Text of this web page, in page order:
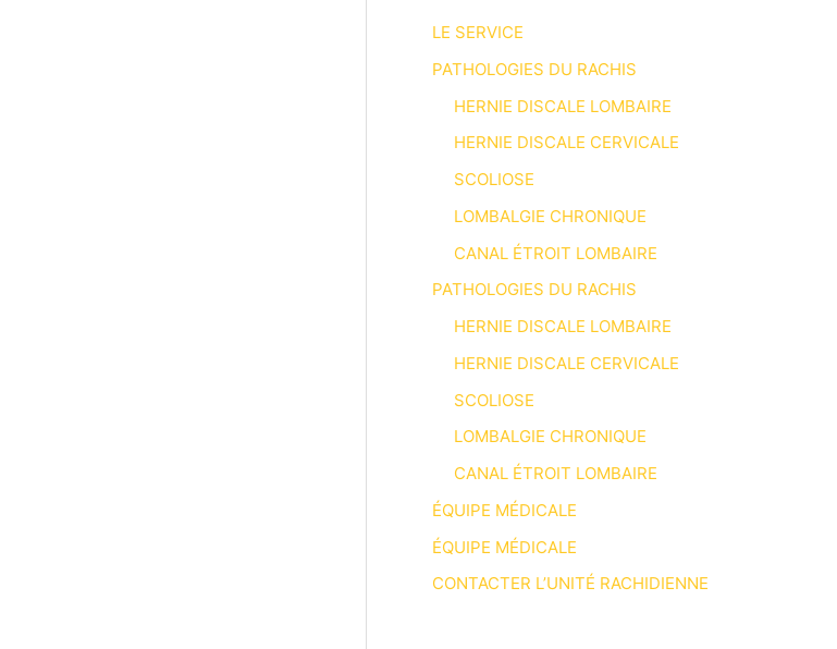
LE SERVICE
PATHOLOGIES DU RACHIS
HERNIE DISCALE LOMBAIRE
HERNIE DISCALE CERVICALE
SCOLIOSE
LOMBALGIE CHRONIQUE
CANAL ÉTROIT LOMBAIRE
PATHOLOGIES DU RACHIS
HERNIE DISCALE LOMBAIRE
HERNIE DISCALE CERVICALE
SCOLIOSE
LOMBALGIE CHRONIQUE
CANAL ÉTROIT LOMBAIRE
ÉQUIPE MÉDICALE
ÉQUIPE MÉDICALE
CONTACTER L’UNITÉ RACHIDIENNE